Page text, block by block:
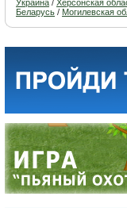
Украина / Херсонская
Беларусь / Могилевская